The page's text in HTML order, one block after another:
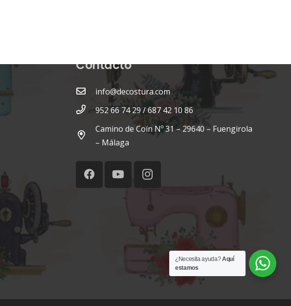
Contacto
info@decostura.com
952 66 74 29 / 687 42 10 86
Camino de Coín Nº 31 – 29640 – Fuengirola
– Málaga
¿Necesita ayuda?Aquí
estamos